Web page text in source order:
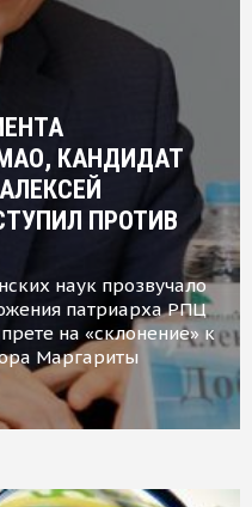
КАНДИДАТ
ПРОТИВ
наук прозвучало
патриарха РПЦ
на «склонение» к
Маргариты